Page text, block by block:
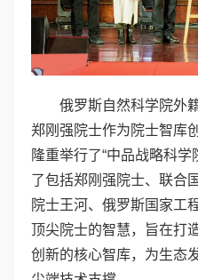
俄罗斯自然科学院外
郑刚强院士作为院士智库
隆重举行了“中品战略科
了包括郑刚强院士、联合
院士王河、俄罗斯国家工
顶尖院士的智慧，旨在打
创新的核心智库，为生态